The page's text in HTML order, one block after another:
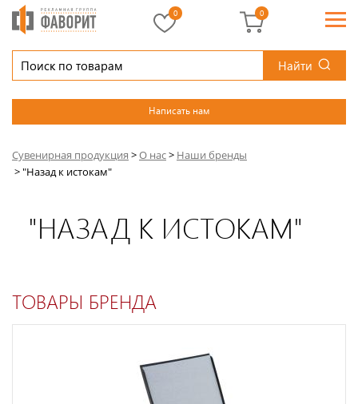
Найти
Написать нам
0 0
Сувенирная продукция >О нас> Наши бренды
>"Назад к истокам"
"НАЗАД К ИСТОКАМ"
ТОВАРЫ БРЕНДА